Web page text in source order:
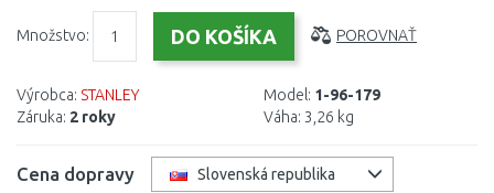
Množstvo: POROVNAŤ
Výrobca: STANLEY
Záruka: 2 roky
Model: 1-96-179
Váha: 3,26 kg
Cena dopravy
Slovenská republika